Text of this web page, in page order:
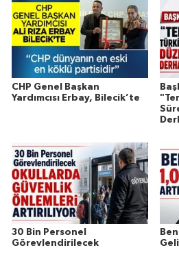
CHP Genel Başkan
Yardımcısı Erbay, Bilecik’te
30 Bin Personel
Görevlendirilecek